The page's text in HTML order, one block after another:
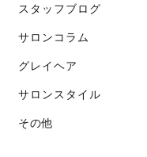
スタッフブログ
サロンコラム
グレイヘア
サロンスタイル
その他